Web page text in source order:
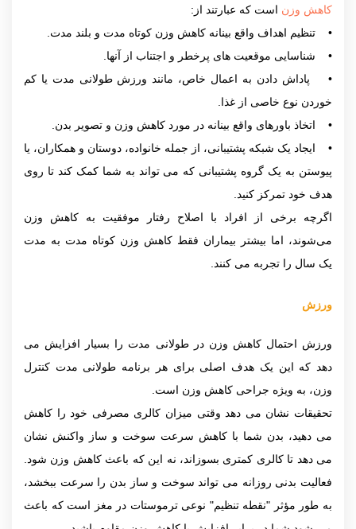
کاهش وزن است که عبارتند از:
• تنظیم اهداف واقع بینانه کاهش وزن کوتاه مدت و بلند مدت.
• شناسایی موقعیت های پرخطر و اجتناب از آنها.
• پاداش دادن به اعمال خاص، مانند ورزش طولانی مدت یا کم
خوردن نوع خاصی از غذا.
• اتخاذ باورهای واقع بینانه در مورد کاهش وزن و تصویر بدن.
• ایجاد یک شبکه پشتیبانی، از جمله خانواده، دوستان و همکاران، یا
پیوستن به یک گروه پشتیبانی که می تواند به شما کمک کند تا روی
هدف خود تمرکز کنید.
اگرچه برخی از افراد با اصلاح رفتار موفقیت به کاهش وزن
می‌شوند، اما بیشتر بیماران فقط كاهش وزن كوتاه مدت به مدت
یک سال را تجربه می کنند.
ورزش
ورزش احتمال کاهش وزن در طولانی مدت را بسیار افزایش می
دهد که این یک هدف اصلی برای هر برنامه طولانی مدت کنترل
وزن، به ویژه جراحی کاهش وزن است.
تحقیقات نشان می دهد وقتی میزان کالری مصرفی خود را کاهش
می دهید، بدن شما با کاهش سرعت سوخت و ساز واکنش نشان
می دهد تا کالری کمتری بسوزاند، نه این که باعث کاهش وزن شود.
فعالیت بدنی روزانه می تواند سوخت و ساز بدن را سرعت ببخشد،
به طور مؤثر "نقطه تنظیم" نوعی ترموستات در مغز است که باعث